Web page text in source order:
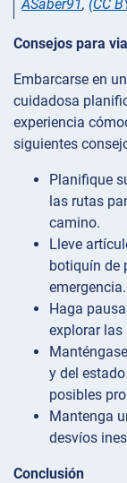
ASaber91, (CC
Consejos para
Embarcarse en
cuidadosa
experiencia
siguientes
Planifique
las rutas
camino.
Lleve
botiquín de
emergencia.
Haga
explorar las
y del
posibles
Mantenga
desvíos
Conclusión